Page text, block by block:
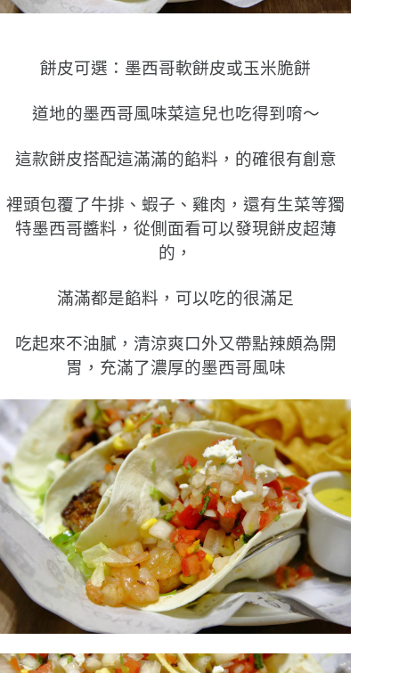
餅皮可選：墨西哥軟餅皮或玉米脆餅
道地的墨西哥風味菜這兒也吃得到唷〜
這款餅皮搭配這滿滿的餡料，的確很有創意
裡頭包覆了牛排、蝦子、雞肉，還有生菜等獨
特墨西哥醬料，從側面看可以發現餅皮超薄
的，
滿滿都是餡料，可以吃的很滿足
吃起來不油膩，清涼爽口外又帶點辣頗為開
胃，充滿了濃厚的墨西哥風味